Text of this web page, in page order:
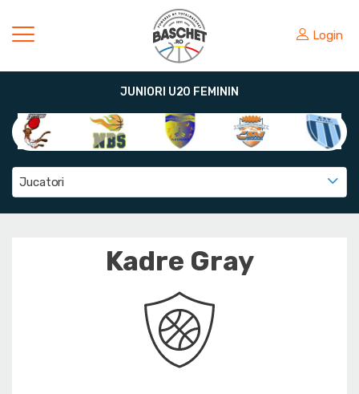
Login
JUNIORI U20 FEMININ
Jucatori
Kadre Gray